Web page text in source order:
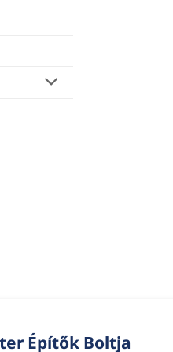
Építők Boltja